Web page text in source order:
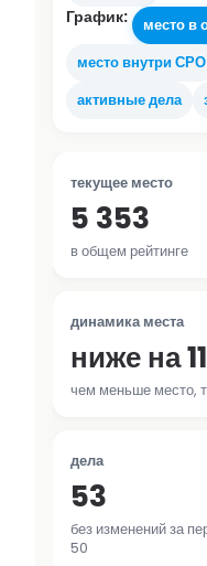
График:
место в
место внутри СРО
активные дела
текущее место
5 353
в общем рейтинге
динамика места
ниже на
чем меньше место,
дела
53
без изменений за
50